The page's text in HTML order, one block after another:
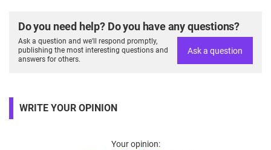
Do you need help? Do you have any questions?
Ask a question and we'll respond promptly,
publishing the most interesting questions and
answers for others.
Ask a question
WRITE YOUR OPINION
Your opinion: